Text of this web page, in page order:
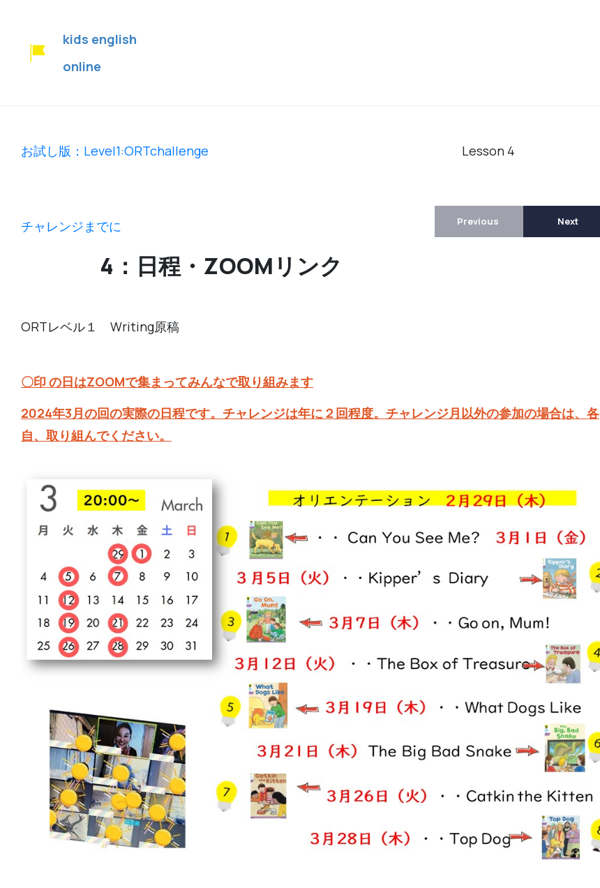
kids english
online
お試し版：Level1:ORTchallenge Lesson 4
チャレンジまでに
4：日程・ZOOMリンク
Previous Next
ORTレベル１ Writing原稿
〇印 の日はZOOMで集まってみんなで取り組みます
2024年3月の回の実際の日程です。チャレンジは年に２回程度。チャレンジ月以外の参加の場合は、各
自、取り組んでください。